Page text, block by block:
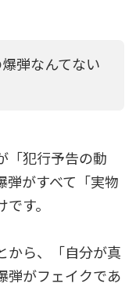
弾なんてない
「犯行予告の動
弾がすべて「実物
す。
から、「自分が真
弾がフェイクであ